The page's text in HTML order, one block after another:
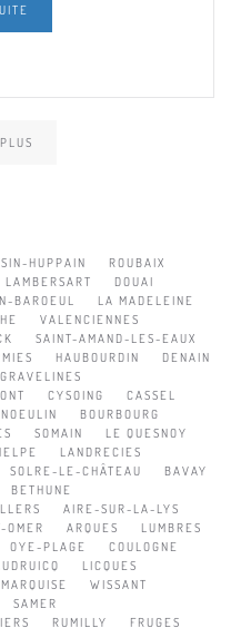
HUPPAIN
ROUBAIX
LAMBERSART
DOUAI
BAROEUL
LA MADELEINE
VALENCIENNES
SAINT-AMAND-LES-EAUX
HAUBOURDIN
DENAIN
GRAVELINES
CYSOING
CASSEL
BOURBOURG
SOMAIN
LE QUESNOY
LANDRECIES
SOLRE-LE-CHÂTEAU
BAVAY
BETHUNE
AIRE-SUR-LA-LYS
OMER ARQUES
LUMBRES
OYE-PLAGE
COULOGNE
LICQUES
MARQUISE
WISSANT
SAMER
RUMILLY
FRUGES